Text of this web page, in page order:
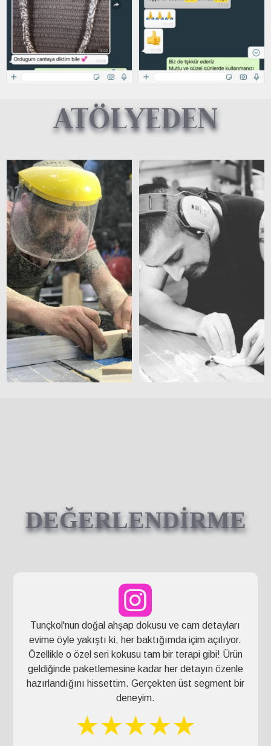
ATÖLYEDEN
DEĞERLENDİRME
Tunçkol'nun doğal ahşap dokusu ve cam detayları
evime öyle yakıştı ki, her baktığımda içim açılıyor.
Özellikle o özel seri kokusu tam bir terapi gibi! Ürün
geldiğinde paketlemesine kadar her detayın özenle
hazırlandığını hissettim. Gerçekten üst segment bir
deneyim.
★★★★★